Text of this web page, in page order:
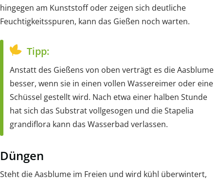
hingegen am Kunststoff oder zeigen sich deutliche
Feuchtigkeitsspuren, kann das Gießen noch warten.
Tipp:
Anstatt des Gießens von oben verträgt es die Aasblume
besser, wenn sie in einen vollen Wassereimer oder eine
Schüssel gestellt wird. Nach etwa einer halben Stunde
hat sich das Substrat vollgesogen und die Stapelia
grandiflora kann das Wasserbad verlassen.
Düngen
Steht die Aasblume im Freien und wird kühl überwintert,